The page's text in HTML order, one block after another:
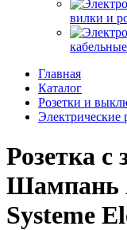
вилки и
кабельные
Главная
Каталог
Розетки и
Электрические
Розетка с
Шампань
Systeme